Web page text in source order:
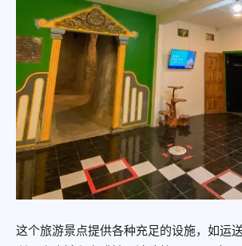
这个旅游景点提供各种充足的设施，如运